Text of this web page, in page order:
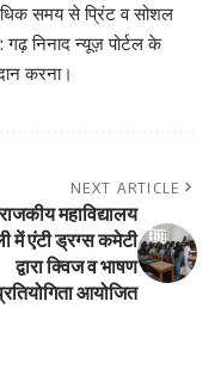
समय से प्रिंट व सोशल
गढ़ निनाद न्यूज़ पोर्टल के
करना।
NEXT ARTICLE
राजकीय महाविद्यालय
में एंटी ड्रग्स कमेटी
द्वारा क्विज व भाषण
आयोजित